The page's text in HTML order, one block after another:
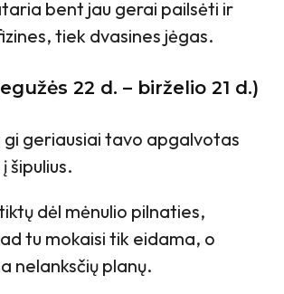
bent jau gerai pailsėti ir
tiek dvasines jėgas.
22 d. – birželio 21 d.)
gi geriausiai tavo apgalvotas
šipulius.
dėl mėnulio pilnaties,
tu mokaisi tik eidama, o
nelanksčių planų.